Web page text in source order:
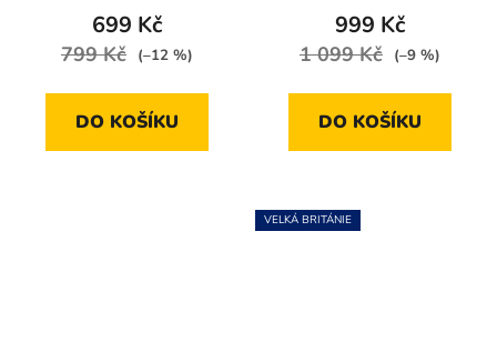
je
5,0
hvězdiček.
699 Kč
799 Kč (–12 %)
DO KOŠÍKU
999 Kč
1 099 Kč (–9 %)
DO KOŠÍKU
VELKÁ BRITÁNIE